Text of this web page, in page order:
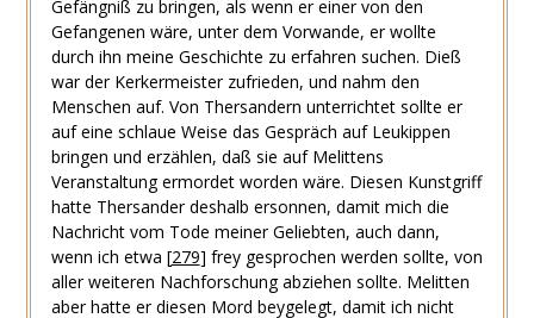
Gefängniß zu bringen, als wenn er einer von den
Gefangenen wäre, unter dem Vorwande, er wollte
durch ihn meine Geschichte zu erfahren suchen. Dieß
war der Kerkermeister zufrieden, und nahm den
Menschen auf. Von Thersandern unterrichtet sollte er
auf eine schlaue Weise das Gespräch auf Leukippen
bringen und erzählen, daß sie auf Melittens
Veranstaltung ermordet worden wäre. Diesen Kunstgriff
hatte Thersander deshalb ersonnen, damit mich die
Nachricht vom Tode meiner Geliebten, auch dann,
wenn ich etwa [279] frey gesprochen werden sollte, von
aller weiteren Nachforschung abziehen sollte. Melitten
aber hatte er diesen Mord beygelegt, damit ich nicht